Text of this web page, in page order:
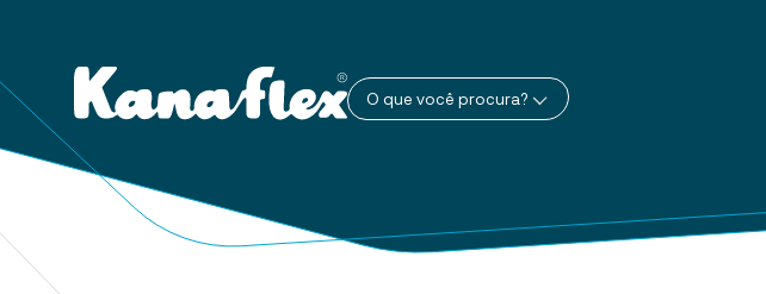
O que você procura?